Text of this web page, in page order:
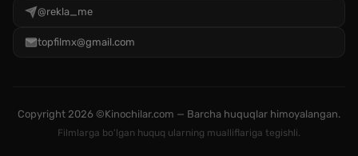
@rekla_me
topfilmx@gmail.com
Copyright 2026 ©Kinochilar.com — Barcha huquqlar himoyalangan.
Filmlarga bo'lgan huquq ularning mualliflariga tegishli.